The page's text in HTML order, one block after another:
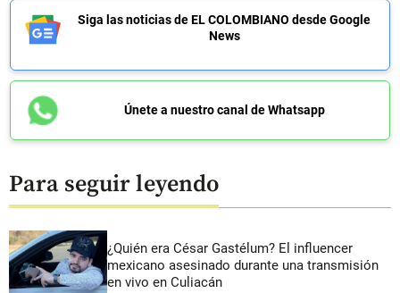
Siga las noticias de EL COLOMBIANO desde Google
News
Únete a nuestro canal de Whatsapp
Para seguir leyendo
¿Quién era César Gastélum? El influencer
mexicano asesinado durante una transmisión
en vivo en Culiacán